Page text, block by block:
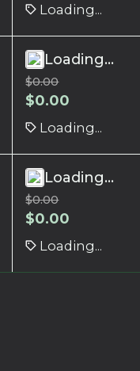
Loading...
Loading...
$0.00
$0.00
Loading...
Loading...
$0.00
$0.00
Loading...